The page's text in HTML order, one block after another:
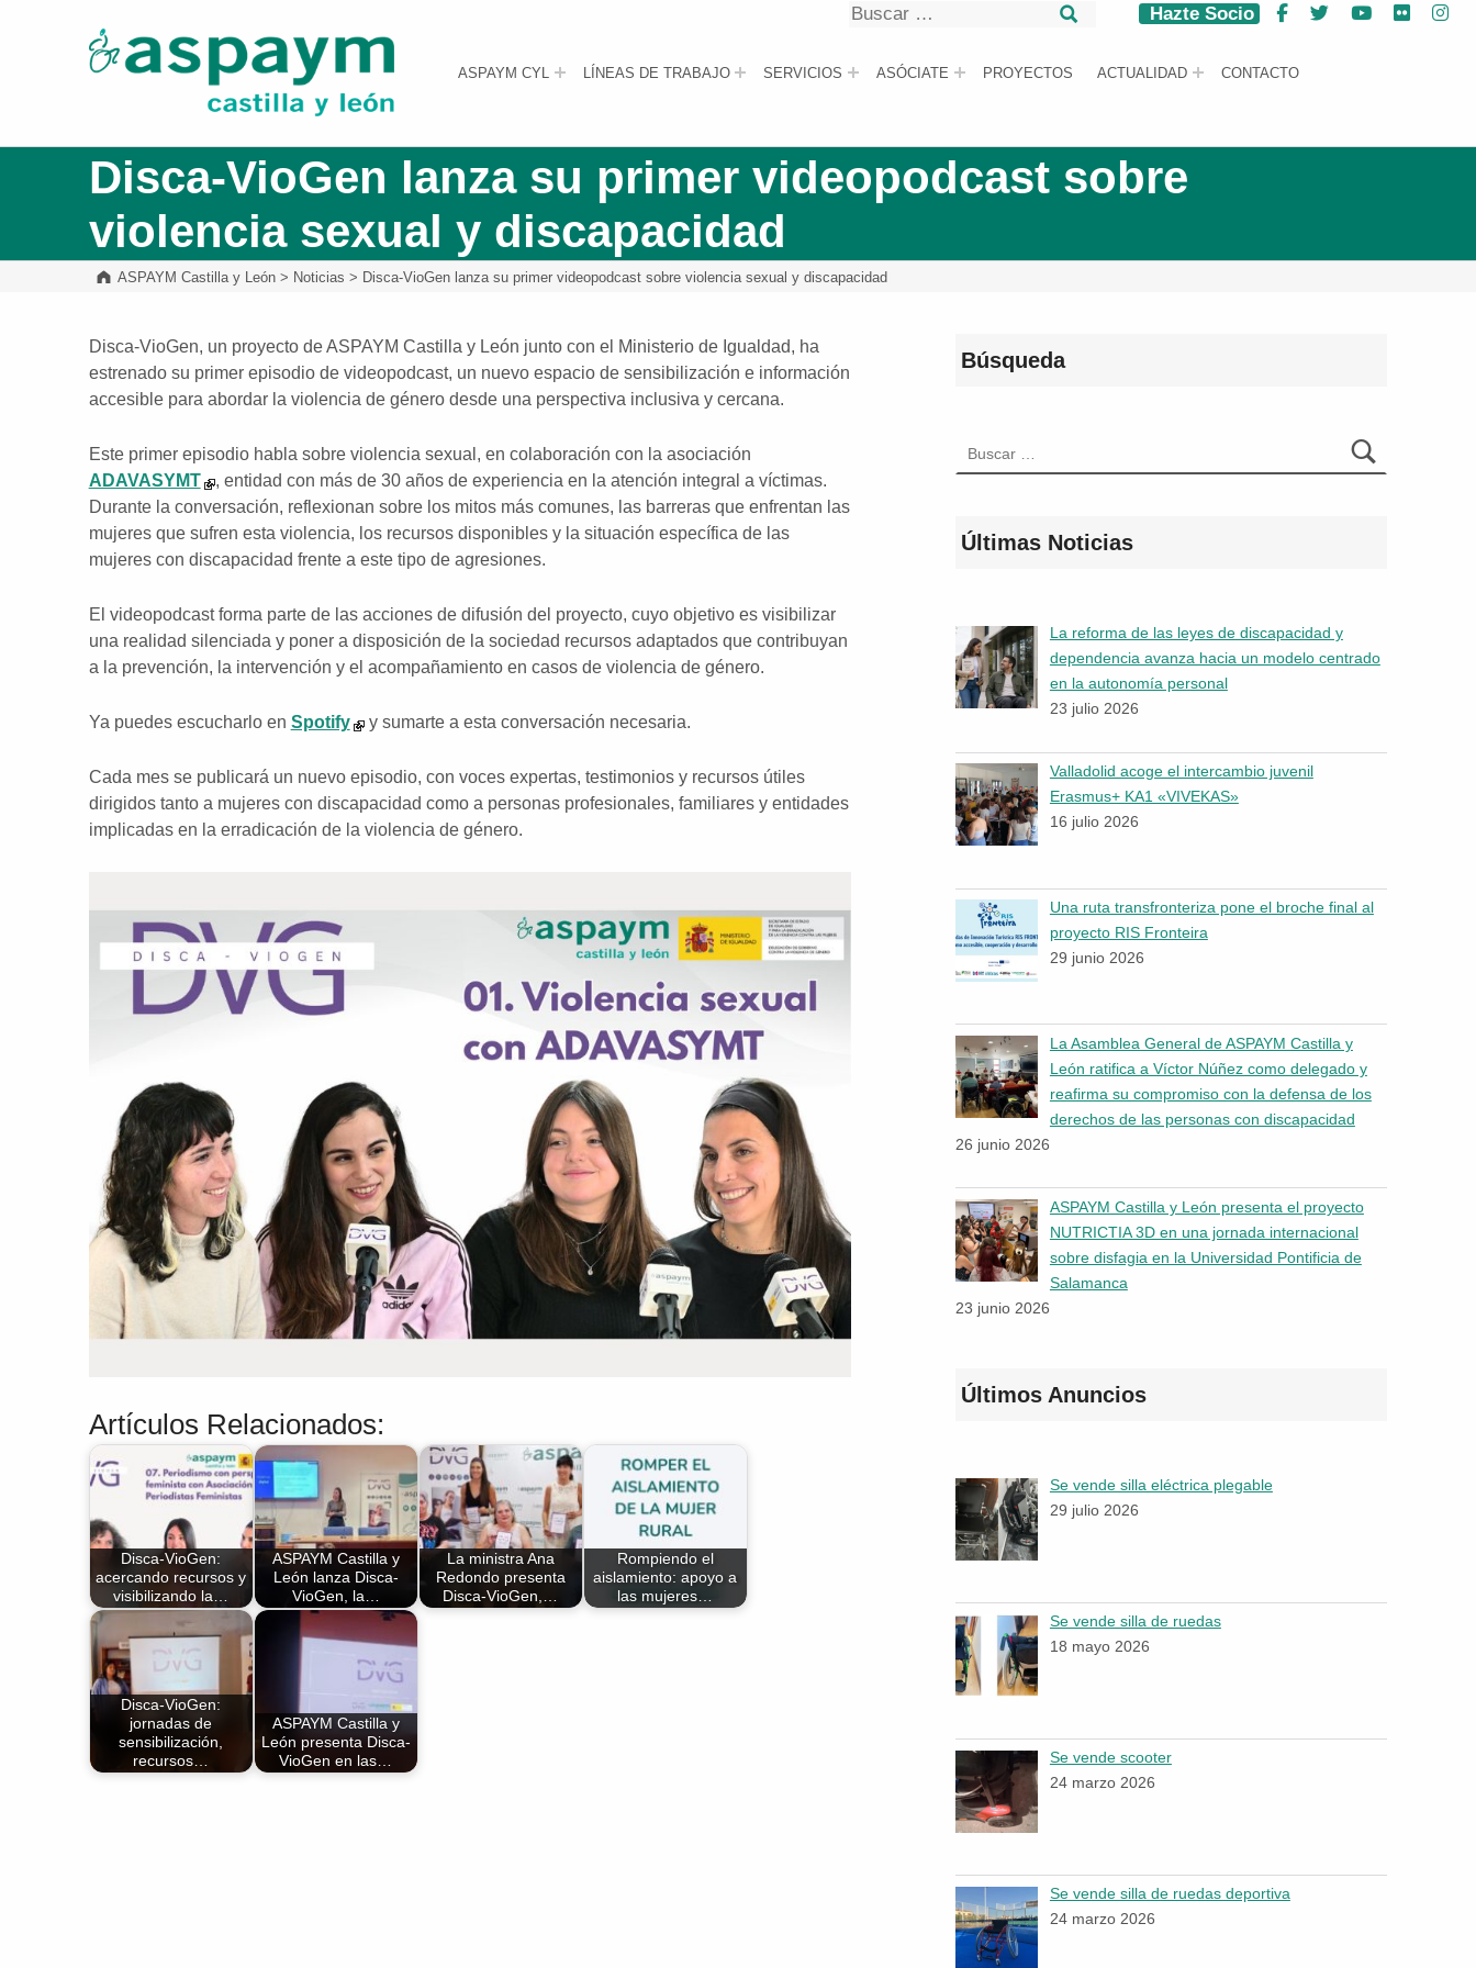
ASPAYM Castilla y León
ASPAYM CYL LÍNEAS DE TRABAJO SERVICIOS ASÓCIATE PROYECTOS ACTUALIDAD CONTACTO
Buscar
Hazte Socio Facebook
Twitter YouTube
Flickr
Disca-VioGen lanza su primer videopodcast sobre
violencia sexual y discapacidad
ASPAYM Castilla y León > Noticias > Disca-VioGen lanza su primer videopodcast sobre violencia sexual y discapacidad
Disca-VioGen, un proyecto de ASPAYM Castilla y León junto con el Ministerio de Igualdad, ha
estrenado su primer episodio de videopodcast, un nuevo espacio de sensibilización e información
accesible para abordar la violencia de género desde una perspectiva inclusiva y cercana.
Este primer episodio habla sobre violencia sexual, en colaboración con la asociación
ADAVASYMT
, entidad con más de 30 años de experiencia en la atención integral a víctimas.
Durante la conversación, reflexionan sobre los mitos más comunes, las barreras que enfrentan las
mujeres que sufren esta violencia, los recursos disponibles y la situación específica de las
mujeres con discapacidad frente a este tipo de agresiones.
El videopodcast forma parte de las acciones de difusión del proyecto, cuyo objetivo es visibilizar
una realidad silenciada y poner a disposición de la sociedad recursos adaptados que contribuyan
a la prevención, la intervención y el acompañamiento en casos de violencia de género.
Ya puedes escucharlo en Spotify y sumarte a esta conversación necesaria.
Cada mes se publicará un nuevo episodio, con voces expertas, testimonios y recursos útiles
dirigidos tanto a mujeres con discapacidad como a personas profesionales, familiares y entidades
implicadas en la erradicación de la violencia de género.
Artículos Relacionados:
Disca-VioGen:
acercando recursos y
visibilizando la…
ASPAYM Castilla y
León lanza Disca-
VioGen, la…
La ministra Ana
Redondo presenta
Disca-VioGen,…
Rompiendo el
aislamiento: apoyo a
las mujeres…
Disca-VioGen:
jornadas de
sensibilización,
recursos…
ASPAYM Castilla y
León presenta Disca-
VioGen en las…
Búsqueda
Últimas Noticias
La reforma de las leyes de discapacidad y
dependencia avanza hacia un modelo centrado
en la autonomía personal
23 julio 2026
Valladolid acoge el intercambio juvenil
Erasmus+ KA1 «VIVEKAS»
16 julio 2026
Una ruta transfronteriza pone el broche final al
proyecto RIS Fronteira
29 junio 2026
La Asamblea General de ASPAYM Castilla y
León ratifica a Víctor Núñez como delegado y
reafirma su compromiso con la defensa de los
derechos de las personas con discapacidad
26 junio 2026
ASPAYM Castilla y León presenta el proyecto
NUTRICTIA 3D en una jornada internacional
sobre disfagia en la Universidad Pontificia de
Salamanca
23 junio 2026
Últimos Anuncios
Se vende silla eléctrica plegable
29 julio 2026
Se vende silla de ruedas
18 mayo 2026
Se vende scooter
24 marzo 2026
Se vende silla de ruedas deportiva
24 marzo 2026